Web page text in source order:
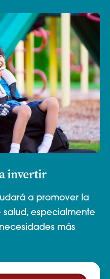
invertir
a promover la
especialmente
más